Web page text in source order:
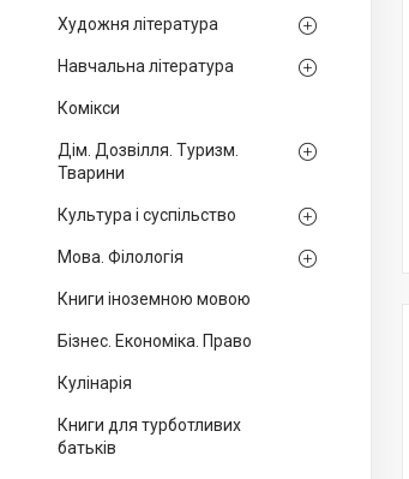
Художня література
Навчальна література
Комікси
Дім. Дозвілля. Туризм.
Тварини
Культура і суспільство
Мова. Філологія
Книги іноземною мовою
Бізнес. Економіка. Право
Кулінарія
Книги для турботливих
батьків